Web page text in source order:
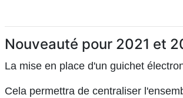
Nouveauté pour 2021 et
La mise en place d'un guichet
Cela permettra de centraliser